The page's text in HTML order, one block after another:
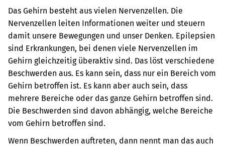
Das Gehirn besteht aus vielen Nervenzellen. Die
Nervenzellen leiten Informationen weiter und steuern
damit unsere Bewegungen und unser Denken. Epilepsien
sind Erkrankungen, bei denen viele Nervenzellen im
Gehirn gleichzeitig überaktiv sind. Das löst verschiedene
Beschwerden aus. Es kann sein, dass nur ein Bereich vom
Gehirn betroffen ist. Es kann aber auch sein, dass
mehrere Bereiche oder das ganze Gehirn betroffen sind.
Die Beschwerden sind davon abhängig, welche Bereiche
vom Gehirn betroffen sind.
Wenn Beschwerden auftreten, dann nennt man das auch